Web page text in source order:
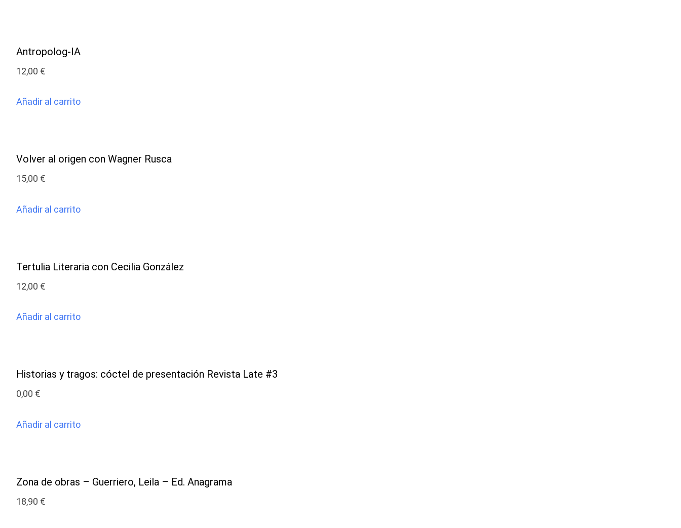
Antropolog-IA
12,00 €
Añadir al carrito
Volver al origen con Wagner Rusca
15,00 €
Añadir al carrito
Tertulia Literaria con Cecilia González
12,00 €
Añadir al carrito
Historias y tragos: cóctel de presentación Revista Late #3
0,00 €
Añadir al carrito
Zona de obras – Guerriero, Leila – Ed. Anagrama
18,90 €